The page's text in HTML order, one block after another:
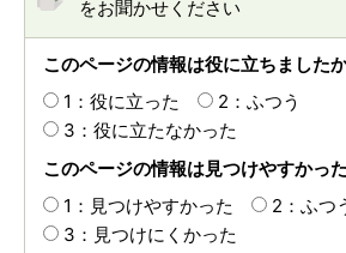
をお聞かせください
このページの情報は役に立ちました
1：役に立った
2：ふつう
3：役に立たなかった
このページの情報は見つけやすかっ
1：見つけやすかった
2：ふつ
3：見つけにくかった